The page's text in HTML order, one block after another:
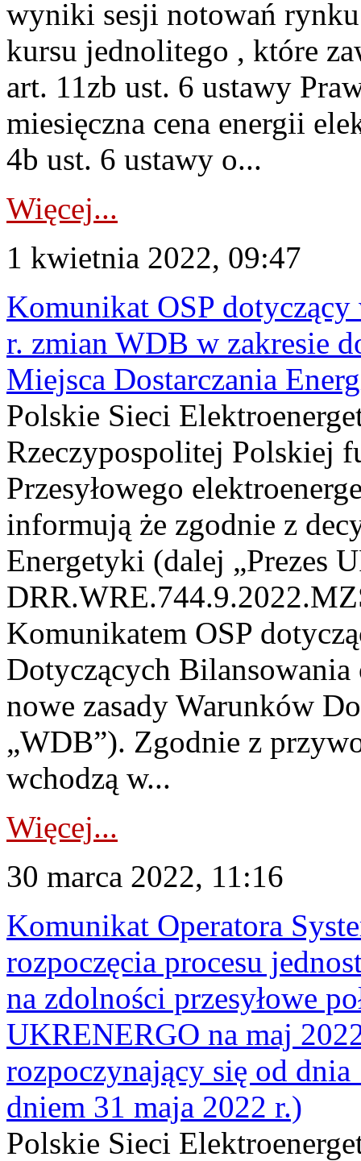
wyniki sesji notowań
kursu jednolitego , które
art. 11zb ust. 6 ustawy
miesięczna cena energii
4b ust. 6 ustawy o...
Więcej...
1 kwietnia 2022, 09:47
Komunikat OSP
r. zmian WDB w zakresie
Miejsca Dostarczania
Polskie Sieci
Rzeczypospolitej Polskiej
Przesyłowego
informują że zgodnie z
Energetyki (dalej „Prezes
Komunikatem OSP
Dotyczących
nowe zasady Warunków
„WDB”). Zgodnie z
wchodzą w...
Więcej...
30 marca 2022, 11:16
Komunikat Operatora
rozpoczęcia procesu
na zdolności przesyłowe
UKRENERGO na maj
rozpoczynający się od
dniem 31 maja 2022 r.)
Polskie Sieci